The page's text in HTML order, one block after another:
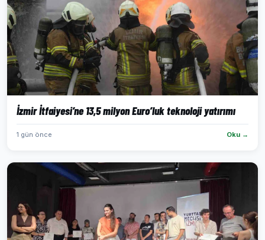
İzmir İtfaiyesi’ne 13,5 milyon Euro’luk teknoloji yatırımı
1 gün önce Oku →